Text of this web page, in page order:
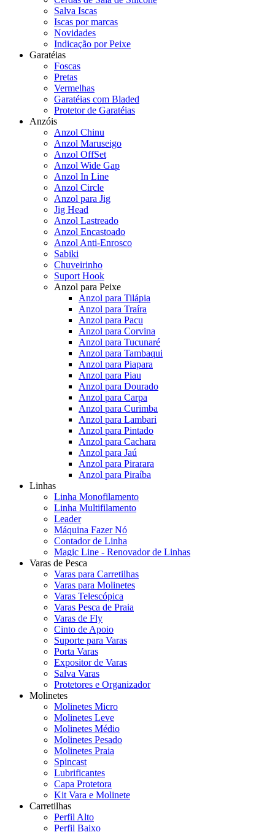
Salva Iscas
Iscas por marcas
Novidades
Indicação por Peixe
Garatéias
Foscas
Pretas
Vermelhas
Garatéias com Bladed
Protetor de Garatéias
Anzóis
Anzol Chinu
Anzol Maruseigo
Anzol OffSet
Anzol Wide Gap
Anzol In Line
Anzol Circle
Anzol para Jig
Jig Head
Anzol Lastreado
Anzol Encastoado
Anzol Anti-Enrosco
Sabiki
Chuveirinho
Suport Hook
Anzol para Peixe
Anzol para Tilápia
Anzol para Traíra
Anzol para Pacu
Anzol para Corvina
Anzol para Tucunaré
Anzol para Tambaqui
Anzol para Piapara
Anzol para Piau
Anzol para Dourado
Anzol para Carpa
Anzol para Curimba
Anzol para Lambari
Anzol para Pintado
Anzol para Cachara
Anzol para Jaú
Anzol para Pirarara
Anzol para Piraíba
Linhas
Linha Monofilamento
Linha Multifilamento
Leader
Máquina Fazer Nó
Contador de Linha
Magic Line - Renovador de Linhas
Varas de Pesca
Varas para Carretilhas
Varas para Molinetes
Varas Telescópica
Varas Pesca de Praia
Varas de Fly
Cinto de Apoio
Suporte para Varas
Porta Varas
Expositor de Varas
Salva Varas
Protetores e Organizador
Molinetes
Molinetes Micro
Molinetes Leve
Molinetes Médio
Molinetes Pesado
Molinetes Praia
Spincast
Lubrificantes
Capa Protetora
Kit Vara e Molinete
Carretilhas
Perfil Alto
Perfil Baixo